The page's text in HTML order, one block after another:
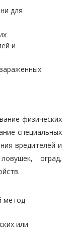
для
и
физических
специальных
вредителей и
оград,
метод
или